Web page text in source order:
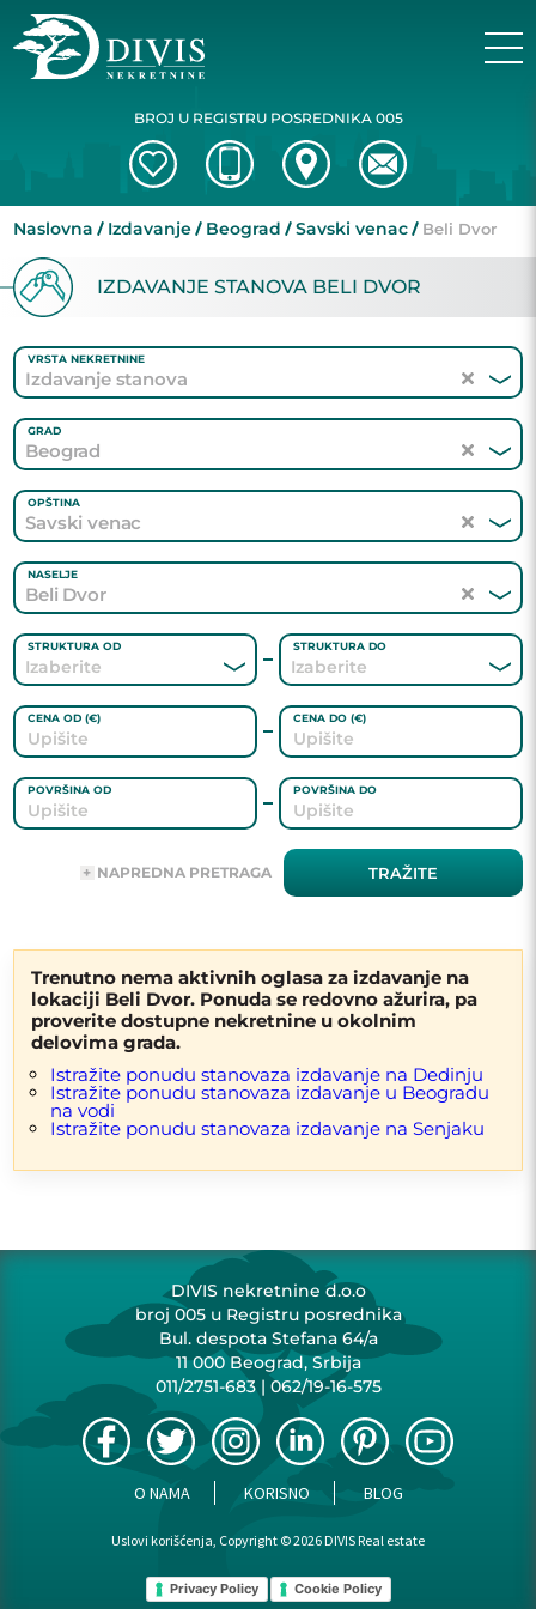
BROJ U REGISTRU POSREDNIKA 005
Naslovna Izdavanje Beograd Savski venac Beli Dvor
IZDAVANJE STANOVA BELI DVOR
VRSTA NEKRETNINE
Izdavanje stanova
GRAD
Beograd
OPŠTINA
Savski venac
NASELJE
Beli Dvor
STRUKTURA OD STRUKTURA DO
CENA OD (€) CENA DO (€)
POVRŠINA OD POVRŠINA DO
GREJANJE
KLJUČNA REČ
TRAŽITE
NAPREDNA PRETRAGA
Trenutno nema aktivnih oglasa za izdavanje na
lokaciji Beli Dvor. Ponuda se redovno ažurira, pa
proverite dostupne nekretnine u okolnim
delovima grada.
Istražite ponudu stanovaza izdavanje na Dedinju
Istražite ponudu stanovaza izdavanje u Beogradu
na vodi
Istražite ponudu stanovaza izdavanje na Senjaku
DIVIS nekretnine d.o.o
broj 005 u Registru posrednika
Bul. despota Stefana 64/a
11 000 Beograd, Srbija
011/2751-683| 062/19-16-575
O NAMA KORISNO BLOG
Uslovi korišćenja, Copyright © 2026 DIVIS Real estate
Privacy Policy Cookie Policy